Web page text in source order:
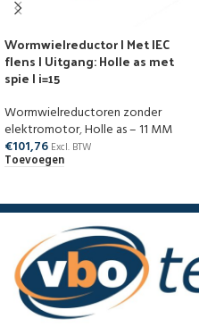
Wormwielreductor | Met IEC
flens | Uitgang: Holle as met
spie | i=15
Wormwielreductoren zonder
elektromotor,Holle as – 11 MM
€101,76 Excl. BTW
Toevoegen